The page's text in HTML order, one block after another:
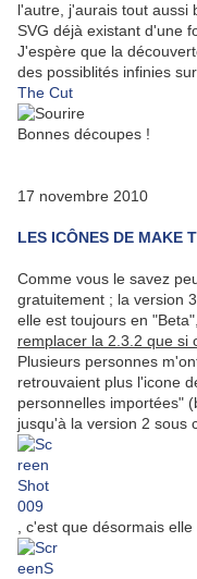
l'autre, j'aurais tout aussi
SVG déjà existant d'une
J'espère que la
des possiblités infinies
The Cut
Bonnes découpes !
17 novembre 2010
LES ICÔNES DE MAKE
Comme vous le savez
gratuitement ; la version
elle est toujours en
remplacer la 2.3.2 que si
Plusieurs personnes
retrouvaient plus l'icone
personnelles importées"
jusqu'à la version 2 sous
, c'est que désormais